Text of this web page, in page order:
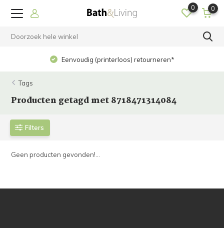
0 0
Eenvoudig (printerloos) retourneren*
Tags
Producten getagd met 8718471314084
Filters
Geen producten gevonden!...